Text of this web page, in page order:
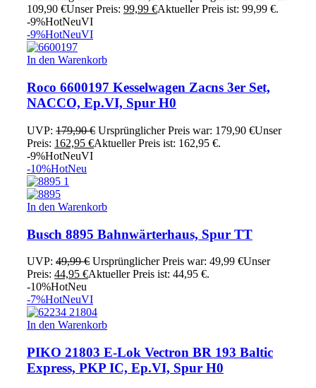
109,90 €Unser Preis: 99,99 €Aktueller Preis ist: 99,99 €.
-9%HotNeuVI
-9%HotNeuVI
In den Warenkorb
Roco 6600197 Kesselwagen Zacns 3er Set,
NACCO, Ep.VI, Spur H0
UVP: 179,90€ Ursprünglicher Preis war: 179,90 €Unser
Preis: 162,95 €Aktueller Preis ist: 162,95 €.
-9%HotNeuVI
-10%HotNeu
In den Warenkorb
Busch 8895 Bahnwärterhaus, Spur TT
UVP: 49,99€ Ursprünglicher Preis war: 49,99 €Unser
Preis: 44,95 €Aktueller Preis ist: 44,95 €.
-10%HotNeu
-7%HotNeuVI
In den Warenkorb
PIKO 21803 E-Lok Vectron BR 193 Baltic
Express, PKP IC, Ep.VI, Spur H0